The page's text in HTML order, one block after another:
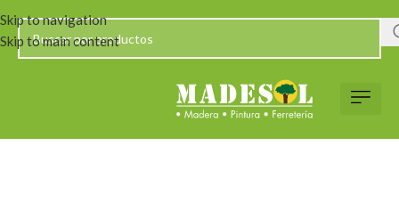
Skip to navigation
Skip to main content